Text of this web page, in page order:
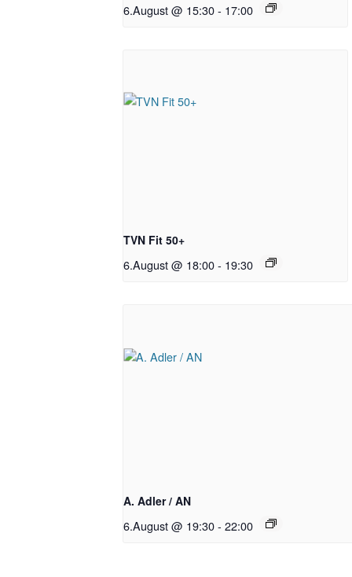
6.August @ 15:30- 17:00
TVN Fit 50+
6.August @ 18:00- 19:30
A. Adler / AN
6.August @ 19:30- 22:00